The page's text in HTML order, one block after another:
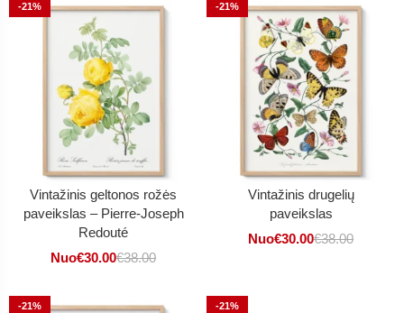
-21%
Vintažinis geltonos rožės
paveikslas – Pierre-Joseph
Redouté
Nuo€30.00€38.00
-21%
Vintažinis drugelių
paveikslas
Nuo€30.00€38.00
-21%
-21%